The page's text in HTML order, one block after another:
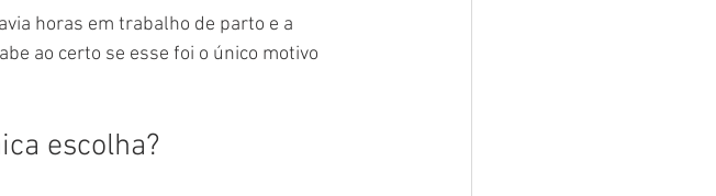
horas em trabalho de parto e a
ao certo se esse foi o único motivo
escolha?